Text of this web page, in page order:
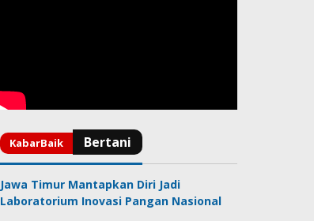
Jawa Timur Mantapkan Diri Jadi
Laboratorium Inovasi Pangan Nasional